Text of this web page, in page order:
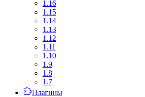
1.16
1.15
1.14
1.13
1.12
1.11
1.10
1.9
1.8
1.7
Плагины